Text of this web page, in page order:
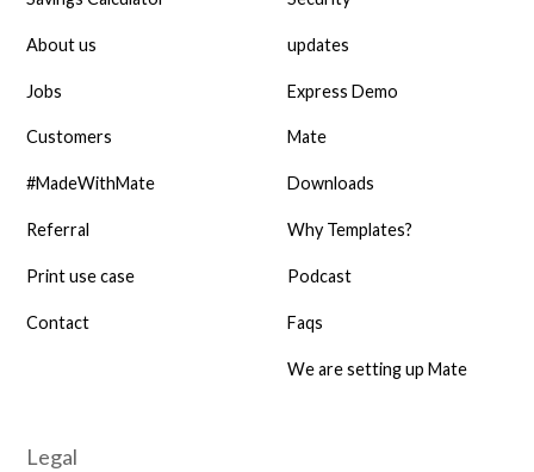
About us
Jobs
Customers
#MadeWithMate
Referral
Print use case
Contact
updates
Express Demo
Mate
Downloads
Why Templates?
Podcast
Faqs
We are setting up Mate
Legal